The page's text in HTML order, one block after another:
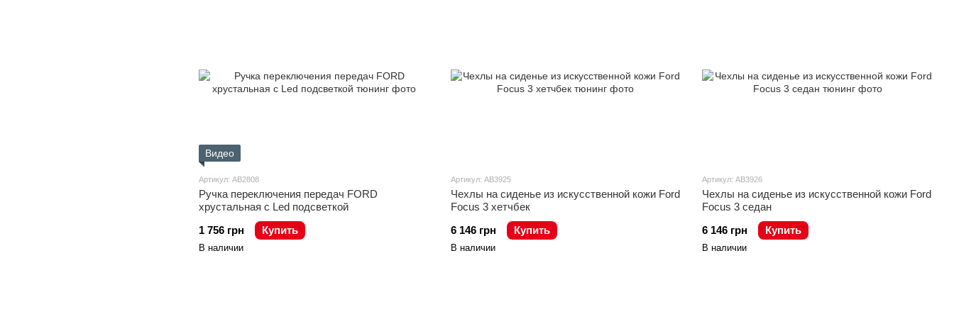
Видео
Артикул: AB2808
Ручка переключения передач FORD
хрустальная с Led подсветкой
1 756 грн
Купить
В наличии
Артикул: AB3925
Чехлы на сиденье из искусственной кожи Ford
Focus 3 хетчбек
6 146 грн
Купить
В наличии
Артикул: AB3926
Чехлы на сиденье из искусственной кожи Ford
Focus 3 седан
6 146 грн
Купить
В наличии